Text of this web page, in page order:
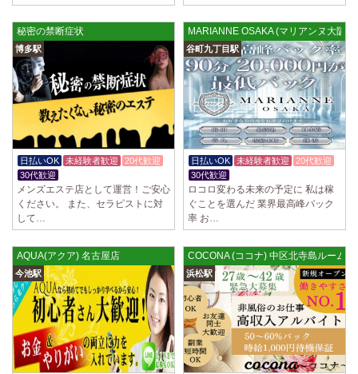
秘密の禁断症状
博多駅
日払いOK 未経験者歓迎
20代歓迎
30代歓迎
メンズエステ店として運営！ご安心
ください。 また、セラピストに対
して…
MARIANNE OSAKA (マリアンヌ大阪)
谷町九丁目駅
日払いOK 未経験者歓迎
20代歓迎
30代歓迎
ロコロ変わる未来の予定に 私は稼
ぐことを選んだ 業界最高峰バック
率 お…
AQUA(アクア) 名古屋店
今池駅
COCONA (ココナ) 中区北寺島ルーム
浜松駅